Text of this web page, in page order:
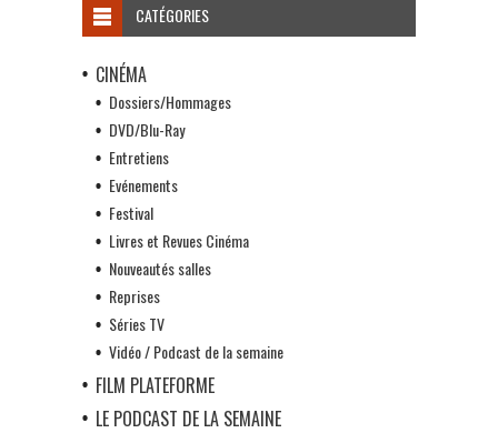
CATÉGORIES
CINÉMA
Dossiers/Hommages
DVD/Blu-Ray
Entretiens
Evénements
Festival
Livres et Revues Cinéma
Nouveautés salles
Reprises
Séries TV
Vidéo / Podcast de la semaine
FILM PLATEFORME
LE PODCAST DE LA SEMAINE